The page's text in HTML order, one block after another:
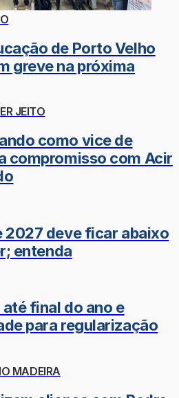
de Porto Velho
greve na próxima
JEITO
como vice de
compromisso com Acir
2027 deve ficar abaixo
entenda
final do ano e
para regularização
MADEIRA